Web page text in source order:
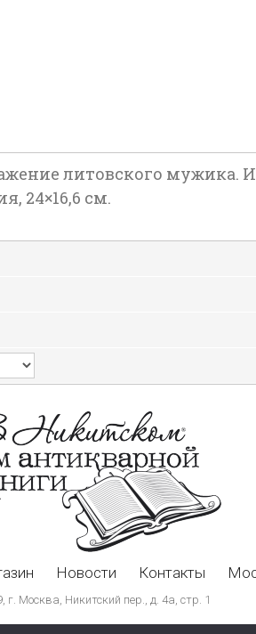
литовского мужика.
24×16,6 см.
Новости Контакты
г. Москва, Никитский пер., д. 4а, стр. 1